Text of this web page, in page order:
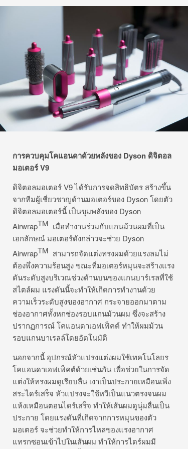
การควบคุมโคแอนดาด้วยพลังของ Dyson ดิจิตอล
มอเตอร์ V9
ดิจิตอลมอเตอร์ V9 ได้รับการจดสิทธิบัตร สร้างขึ้น
จากทีมผู้เชี่ยวชาญด้านมอเตอร์ของ Dyson โดยตัว
ดิจิตอลมอเตอร์นี้ เป็นขุมพลังของ Dyson
AirwrapTM เมื่อทำงานร่วมกับแกนม้วนผมที่เป็น
เอกลักษณ์ มอเตอร์ดังกล่าวจะช่วย Dyson
AirwrapTM สามารถจัดแต่งทรงผมด้วยแรงลมไม่
ต้องพึ่งความร้อนสูง ขณะที่มอเตอร์หมุนจะสร้างแรง
ดันระดับสูงบริเวณช่วงด้านบนของแกนบาร์เรลที่ใช้
สไตล์ผม แรงดันนี้จะทำให้เกิดการทำงานด้วย
ความเร็วระดับสูงของอากาศ กระจายออกมาตาม
ช่องอากาศทั้งหกช่องรอบแกนม้วนผม ซึ่งจะสร้าง
ปรากฏการณ์ โคแอนดาเอฟเฟ็คต์ ทำให้ผมม้วน
รอบแกนบาเรลล์โดยอัตโนมัติ
นอกจากนี้ อุปกรณ์หัวแปรงแต่งผมใช้เทคโนโลยร
โคแอนดาเอฟเฟ็คต์ด้วยเช่นกัน เพื่อช่วยในการจัด
แต่งให้ทรงผมดูเรียบลื่น เงาเป็นประกายเหมือนเพิ่ง
สระไดร์เสร็จ หัวแปรงจะใช้หวีเป็นแนวตรงจนผม
แห้งเหมือนตอนไดร์เสร็จ ทำให้เส้นผมดูนุ่มลื่นเป็น
ประกาย โดยแรงดันที่เกิดจากการหมุนของตัว
มอเตอร์ จะช่วยทำให้การไหลของแรงอากาศ
แทรกซอนเข้าไปในเส้นผม ทำให้การไดร์ผมมี